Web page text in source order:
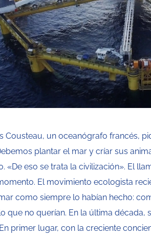
Cousteau, un oceanógrafo francés,
plantar el mar y críar sus
«De eso se trata la civilización». El
El movimiento ecologista
como siempre lo habían hecho:
que no querían. En la última
primer lugar, con la creciente